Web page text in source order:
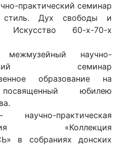
практический семинар
стиль. Дух свободы и
Искусство 60-х-70-х
научно-
семинар
образование на
юбилею
практическая
«Коллекция
в собраниях донских